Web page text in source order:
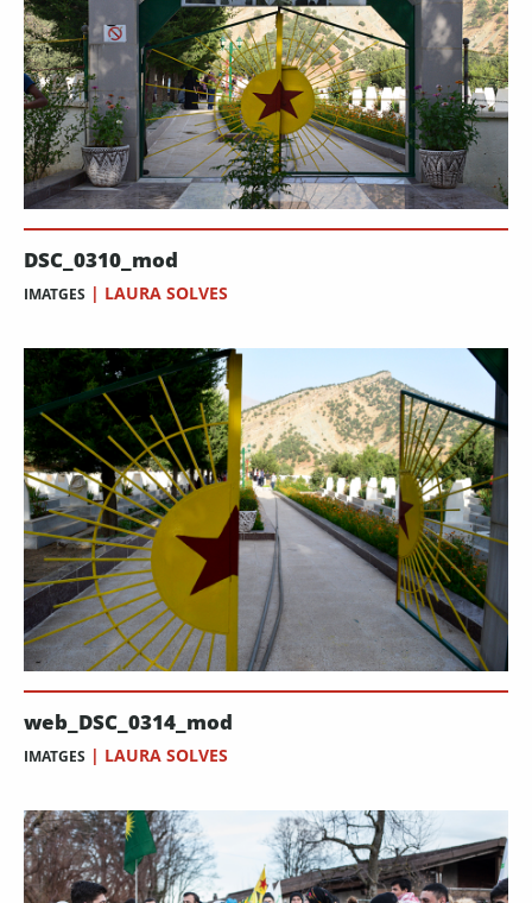
DSC_0310_mod
IMATGES | LAURA SOLVES
web_DSC_0314_mod
IMATGES | LAURA SOLVES